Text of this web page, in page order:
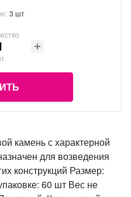
3 шт
камень с характерной
для возведения
конструкций Размер:
60 шт Вес не